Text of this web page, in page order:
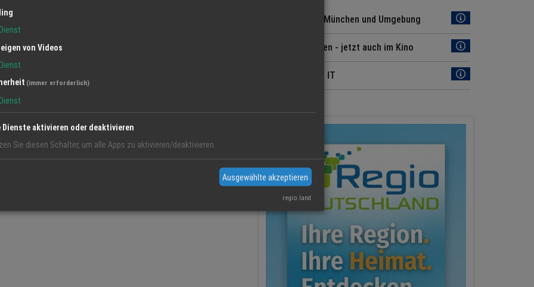
Jobs Region München und Umgebung
Regio München - jetzt auch im Kino
News aus der IT
Dienst
von Videos
Dienst
(immer erforderlich)
Dienst
Dienste aktivieren oder deaktivieren
Sie diesen Schalter, um alle Apps zu aktivieren/deaktivieren.
Ausgewählte akzeptieren
regio.land